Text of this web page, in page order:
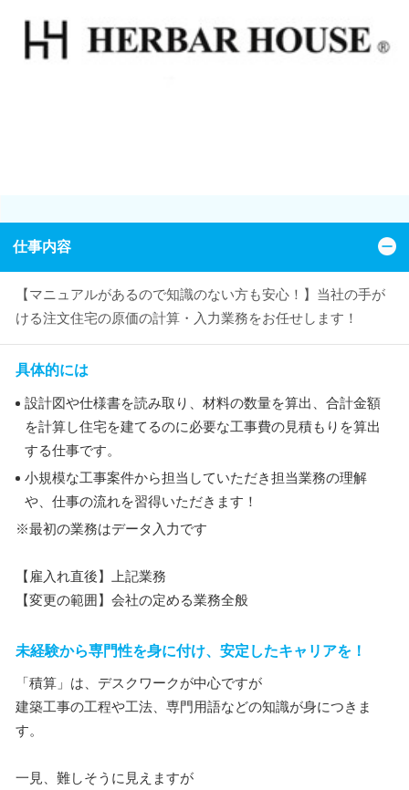
仕事内容
【マニュアルがあるので知識のない方も安心！】当社の手が
ける注文住宅の原価の計算・入力業務をお任せします！
具体的には
設計図や仕様書を読み取り、材料の数量を算出、合計金額
を計算し住宅を建てるのに必要な工事費の見積もりを算出
する仕事です。
小規模な工事案件から担当していただき担当業務の理解
や、仕事の流れを習得いただきます！
※最初の業務はデータ入力です
【雇入れ直後】上記業務
【変更の範囲】会社の定める業務全般
未経験から専門性を身に付け、安定したキャリアを！
「積算」は、デスクワークが中心ですが
建築工事の工程や工法、専門用語などの知識が身につきま
す。
一見、難しそうに見えますが